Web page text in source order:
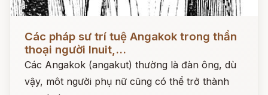
Các pháp sư trí tuệ Angakok trong thần
thoại người Inuit,...
Các Angakok (angakut) thường là đàn ông, dù
vậy, môt người phụ nữ cũng có thể trở thành